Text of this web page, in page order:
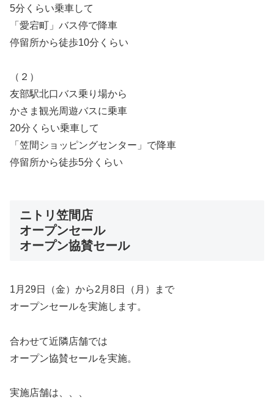
5分くらい乗車して
「愛宕町」バス停で降車
停留所から徒歩10分くらい
（２）
友部駅北口バス乗り場から
かさま観光周遊バスに乗車
20分くらい乗車して
「笠間ショッピングセンター」で降車
停留所から徒歩5分くらい
ニトリ笠間店
オープンセール
オープン協賛セール
1月29日（金）から2月8日（月）まで
オープンセールを実施します。
合わせて近隣店舗では
オープン協賛セールを実施。
実施店舗は、、、